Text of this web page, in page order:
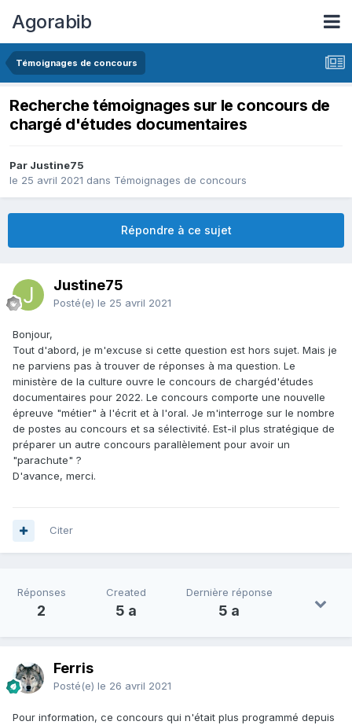
Agorabib
Témoignages de concours
Recherche témoignages sur le concours de
chargé d'études documentaires
Par Justine75
le 25 avril 2021 dans Témoignages de concours
Répondre à ce sujet
Justine75
Posté(e) le 25 avril 2021
Bonjour,
Tout d'abord, je m'excuse si cette question est hors sujet. Mais je
ne parviens pas à trouver de réponses à ma question. Le
ministère de la culture ouvre le concours de chargéd'études
documentaires pour 2022. Le concours comporte une nouvelle
épreuve "métier" à l'écrit et à l'oral. Je m'interroge sur le nombre
de postes au concours et sa sélectivité. Est-il plus stratégique de
préparer un autre concours parallèlement pour avoir un
"parachute" ?
D'avance, merci.
Citer
Réponses
2
Created
5 a
Dernière réponse
5 a
Ferris
Posté(e) le 26 avril 2021
Pour information, ce concours qui n'était plus programmé depuis